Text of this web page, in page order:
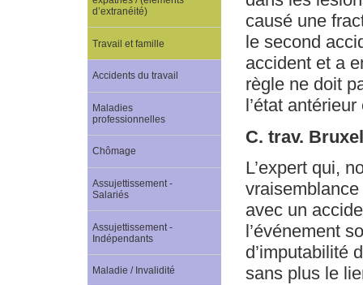
causé une
le second
accident et a
règle ne doit
l’état
C. trav.
L’expert qui,
avec un
l’événement
d’imputabilité
sans plus le
d’extranéité)
Travail et famille
Accidents du travail
Maladies
professionnelles
Chômage
Assujettissement -
Salariés
Assujettissement -
Indépendants
Maladie / Invalidité